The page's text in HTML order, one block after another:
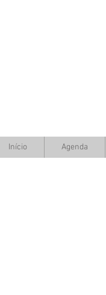
Início Agenda